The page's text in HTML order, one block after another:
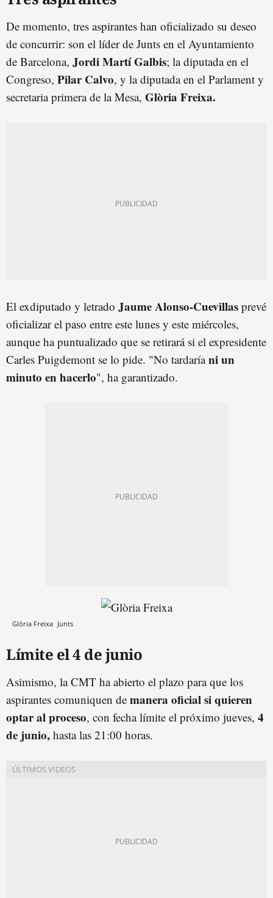
De momento, tres aspirantes han oficializado su deseo
de concurrir: son el líder de Junts en el Ayuntamiento
de Barcelona, Jordi Martí Galbis; la diputada en el
Congreso, Pilar Calvo, y la diputada en el Parlament y
secretaria primera de la Mesa, Glòria Freixa.
El exdiputado y letrado Jaume Alonso-Cuevillas prevé
oficializar el paso entre este lunes y este miércoles,
aunque ha puntualizado que se retirará si el expresidente
Carles Puigdemont se lo pide. "No tardaríani un
minuto en hacerlo", ha garantizado.
Glòria Freixa Junts
Límite el 4 de junio
Asimismo, la CMT ha abierto el plazo para que los
aspirantes comuniquen de manera oficial si quieren
optar al proceso, con fecha límite el próximo jueves, 4
de junio, hasta las 21:00 horas.